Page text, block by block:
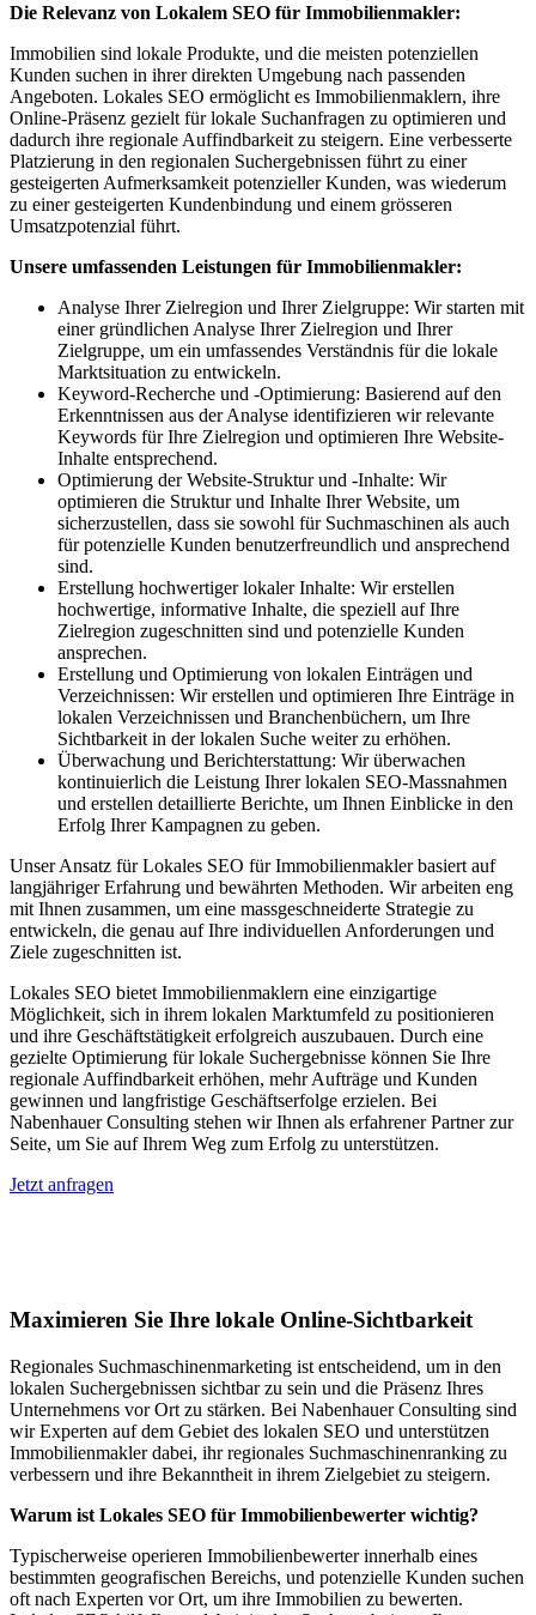
Die Relevanz von Lokalem SEO für Immobilienmakler:
Immobilien sind lokale Produkte, und die meisten potenziellen
Kunden suchen in ihrer direkten Umgebung nach passenden
Angeboten. Lokales SEO ermöglicht es Immobilienmaklern, ihre
Online-Präsenz gezielt für lokale Suchanfragen zu optimieren und
dadurch ihre regionale Auffindbarkeit zu steigern. Eine verbesserte
Platzierung in den regionalen Suchergebnissen führt zu einer
gesteigerten Aufmerksamkeit potenzieller Kunden, was wiederum
zu einer gesteigerten Kundenbindung und einem grösseren
Umsatzpotenzial führt.
Unsere umfassenden Leistungen für Immobilienmakler:
Analyse Ihrer Zielregion und Ihrer Zielgruppe: Wir starten mit
einer gründlichen Analyse Ihrer Zielregion und Ihrer
Zielgruppe, um ein umfassendes Verständnis für die lokale
Marktsituation zu entwickeln.
Keyword-Recherche und -Optimierung: Basierend auf den
Erkenntnissen aus der Analyse identifizieren wir relevante
Keywords für Ihre Zielregion und optimieren Ihre Website-
Inhalte entsprechend.
Optimierung der Website-Struktur und -Inhalte: Wir
optimieren die Struktur und Inhalte Ihrer Website, um
sicherzustellen, dass sie sowohl für Suchmaschinen als auch
für potenzielle Kunden benutzerfreundlich und ansprechend
sind.
Erstellung hochwertiger lokaler Inhalte: Wir erstellen
hochwertige, informative Inhalte, die speziell auf Ihre
Zielregion zugeschnitten sind und potenzielle Kunden
ansprechen.
Erstellung und Optimierung von lokalen Einträgen und
Verzeichnissen: Wir erstellen und optimieren Ihre Einträge in
lokalen Verzeichnissen und Branchenbüchern, um Ihre
Sichtbarkeit in der lokalen Suche weiter zu erhöhen.
Überwachung und Berichterstattung: Wir überwachen
kontinuierlich die Leistung Ihrer lokalen SEO-Massnahmen
und erstellen detaillierte Berichte, um Ihnen Einblicke in den
Erfolg Ihrer Kampagnen zu geben.
Unser Ansatz für Lokales SEO für Immobilienmakler basiert auf
langjähriger Erfahrung und bewährten Methoden. Wir arbeiten eng
mit Ihnen zusammen, um eine massgeschneiderte Strategie zu
entwickeln, die genau auf Ihre individuellen Anforderungen und
Ziele zugeschnitten ist.
Lokales SEO bietet Immobilienmaklern eine einzigartige
Möglichkeit, sich in ihrem lokalen Marktumfeld zu positionieren
und ihre Geschäftstätigkeit erfolgreich auszubauen. Durch eine
gezielte Optimierung für lokale Suchergebnisse können Sie Ihre
regionale Auffindbarkeit erhöhen, mehr Aufträge und Kunden
gewinnen und langfristige Geschäftserfolge erzielen. Bei
Nabenhauer Consulting stehen wir Ihnen als erfahrener Partner zur
Seite, um Sie auf Ihrem Weg zum Erfolg zu unterstützen.
Jetzt anfragen
Maximieren Sie Ihre lokale Online-Sichtbarkeit
Regionales Suchmaschinenmarketing ist entscheidend, um in den
lokalen Suchergebnissen sichtbar zu sein und die Präsenz Ihres
Unternehmens vor Ort zu stärken. Bei Nabenhauer Consulting sind
wir Experten auf dem Gebiet des lokalen SEO und unterstützen
Immobilienmakler dabei, ihr regionales Suchmaschinenranking zu
verbessern und ihre Bekanntheit in ihrem Zielgebiet zu steigern.
Warum ist Lokales SEO für Immobilienbewerter wichtig?
Typischerweise operieren Immobilienbewerter innerhalb eines
bestimmten geografischen Bereichs, und potenzielle Kunden suchen
oft nach Experten vor Ort, um ihre Immobilien zu bewerten.